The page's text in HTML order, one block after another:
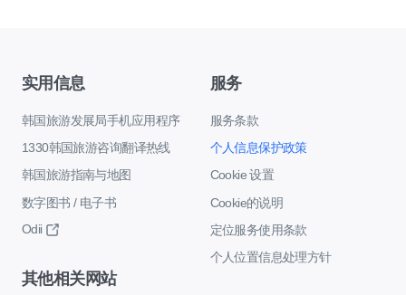
实用信息
韩国旅游发展局手机应用程序
1330韩国旅游咨询翻译热线
韩国旅游指南与地图
数字图书 / 电子书
Odii
服务
服务条款
个人信息保护政策
Cookie 设置
Cookie的说明
定位服务使用条款
个人位置信息处理方针
其他相关网站